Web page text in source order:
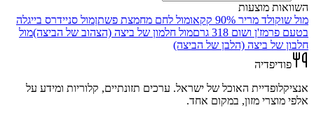
השוואות מוצעות
מול שוקולד מריר 90% קקאו מול לחם מחמצת פשתןמול סניידרס בייגלה
בטעם פרמז'ן ושום 318 גרם
מול חלמון של ביצה (הצהוב של הביצה)מול
חלבון של ביצה (הלבן של הביצה)
פודיפדיה
אנציקלופדיית האוכל של ישראל. ערכים תזונתיים, קלוריות ומידע על
אלפי מוצרי מזון, במקום אחד.